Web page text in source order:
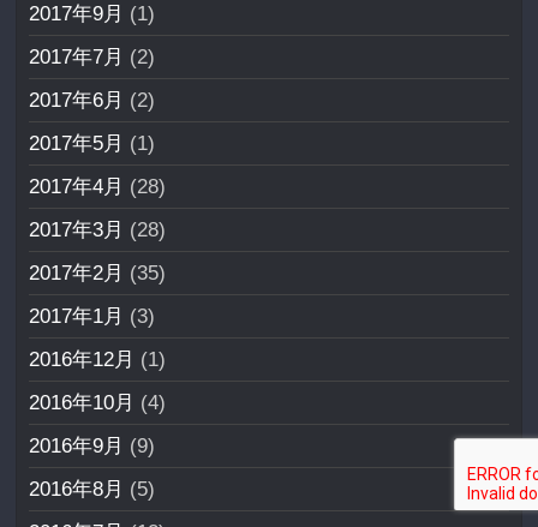
2017年9月 (1)
2017年7月 (2)
2017年6月 (2)
2017年5月 (1)
2017年4月 (28)
2017年3月 (28)
2017年2月 (35)
2017年1月 (3)
2016年12月 (1)
2016年10月 (4)
2016年9月 (9)
2016年8月 (5)